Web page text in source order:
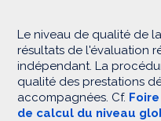
Le niveau de qualité de
résultats de l'évaluation
indépendant. La
qualité des prestations
accompagnées. Cf.
de calcul du niveau